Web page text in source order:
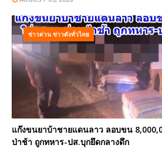
ข่าวด่วน ข่าวดังทั่วไทย
แก๊งขนยาบ้าชายแดนลาว ลอบขน
ป่าช้า ถูกทหาร-ปส.บุกยึดกลางดึก